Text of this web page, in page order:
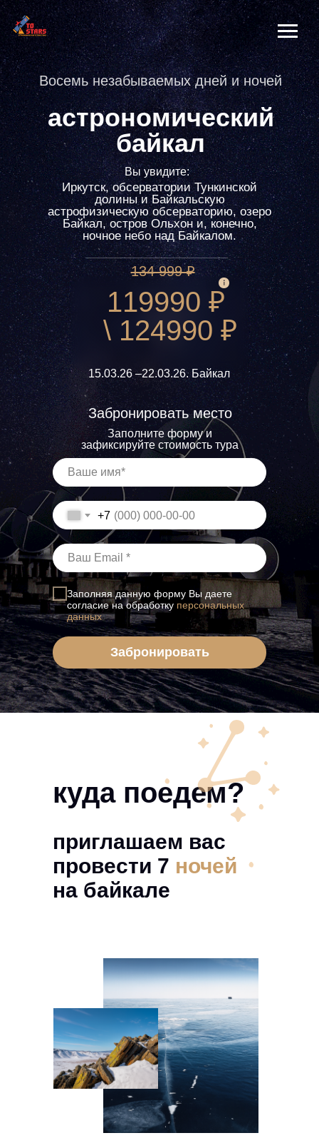
астрономический
байкал
Иркутск, обсерватории Тункинской
долины и Байкальскую
астрофизическую обсерваторию, озеро
Байкал, остров Ольхон и, конечно,
ночное небо над Байкалом.
Вы увидите:
Восемь незабываемых дней и ночей
15.03.26 –22.03.26. Байкал
119990 ₽
\ 124990 ₽
134 999 ₽
Забронировать место
Заполните форму и
зафиксируйте стоимость тура
+7
Заполняя данную форму Вы даете
согласие на обработку персональных
данных
Забронировать
куда поедем?
приглашаем вас
провести 7 ночей
на байкале